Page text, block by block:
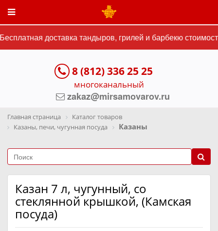
доставка тандыров, грилей и барбекю
8 (812) 336 25 25
многоканальный
zakaz@mirsamovarov.ru
Главная страница
Каталог товаров
Казаны, печи, чугунная посуда
Казаны
Казан 7 л, чугунный, со
стеклянной крышкой, (Камская
посуда)